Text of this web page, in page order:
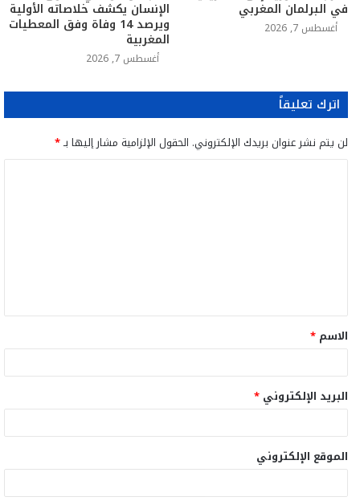
في البرلمان المغربي
أغسطس 7, 2026
الإنسان يكشف خلاصاته الأولية
ويرصد 14 وفاة وفق المعطيات
المغربية
أغسطس 7, 2026
اترك تعليقاً
لن يتم نشر عنوان بريدك الإلكتروني. الحقول الإلزامية مشار إليها بـ*
ق
*
الاسم *
البريد الإلكتروني *
الموقع الإلكتروني